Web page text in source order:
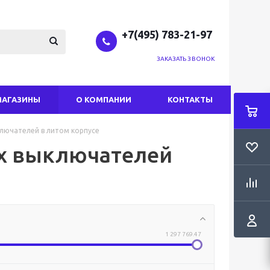
+7(495) 783-21-97
ЗАКАЗАТЬ ЗВОНОК
О КОМПАНИИ КОНТАКТЫ
в литом корпусе
выключателей
1 297 769.47